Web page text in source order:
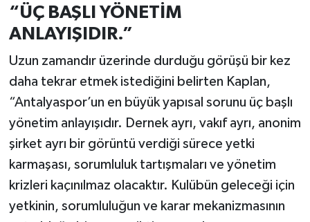
“ÜÇ BAŞLI YÖNETİM
ANLAYIŞIDIR.”
Uzun zamandır üzerinde durduğu görüşü bir kez
daha tekrar etmek istediğini belirten Kaplan,
“Antalyaspor’un en büyük yapısal sorunu üç başlı
yönetim anlayışıdır. Dernek ayrı, vakıf ayrı, anonim
şirket ayrı bir görüntü verdiği sürece yetki
karmaşası, sorumluluk tartışmaları ve yönetim
krizleri kaçınılmaz olacaktır. Kulübün geleceği için
yetkinin, sorumluluğun ve karar mekanizmasının